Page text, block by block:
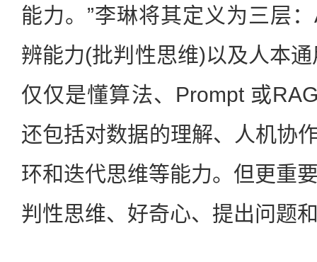
能力。”李琳将其定义为三层
辨能力(批判性思维)以及人本
仅仅是懂算法、Prompt 或
还包括对数据的理解、人机协
环和迭代思维等能力。但更重
判性思维、好奇心、提出问题